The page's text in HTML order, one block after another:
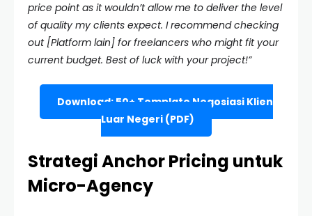
price point as it wouldn’t allow me to deliver the level
of quality my clients expect. I recommend checking
out [Platform lain] for freelancers who might fit your
current budget. Best of luck with your project!”
Download: 50+ Template Negosiasi Klien
Luar Negeri (PDF)
Strategi Anchor Pricing untuk
Micro-Agency